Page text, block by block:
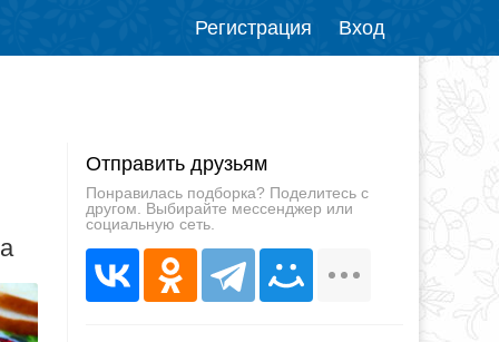
Регистрация Вход
Отправить друзьям
Понравилась подборка? Поделитесь с
другом. Выбирайте мессенджер или
социальную сеть.